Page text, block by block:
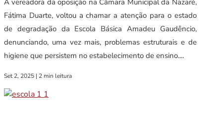
A vereadora da oposição na Câmara Municipal da Nazaré,
Fátima Duarte, voltou a chamar a atenção para o estado
de degradação da Escola Básica Amadeu Gaudêncio,
denunciando, uma vez mais, problemas estruturais e de
higiene que persistem no estabelecimento de ensino....
Set 2, 2025 | 2 min leitura